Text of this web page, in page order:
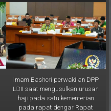
Imam Bashori perwakilan DPP
LDII saat mengusulkan urusan
haji pada satu kementerian
pada rapat dengar Rapat
Dengar Pendapat Umum